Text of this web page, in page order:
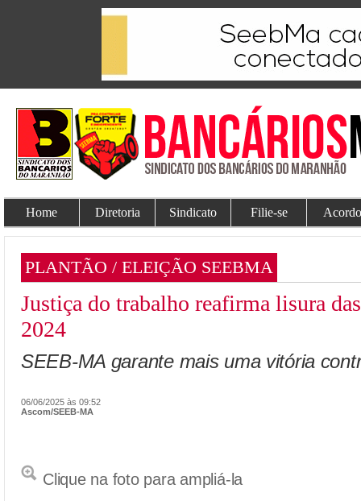
Home Diretoria Sindicato Filie-se
PLANTÃO / ELEIÇÃO SEEBMA
Justiça do trabalho reafirma lisura
2024
SEEB-MA garante mais uma vitória
06/06/2025 às 09:52
Ascom/SEEB-MA
Clique na foto para ampliá-la